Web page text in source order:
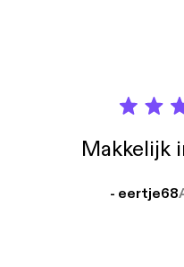
Makkelijk
- eertje68